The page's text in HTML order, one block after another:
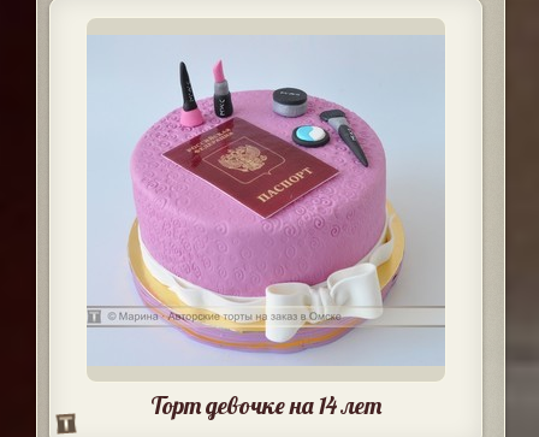
Торт девочке на 14 лет